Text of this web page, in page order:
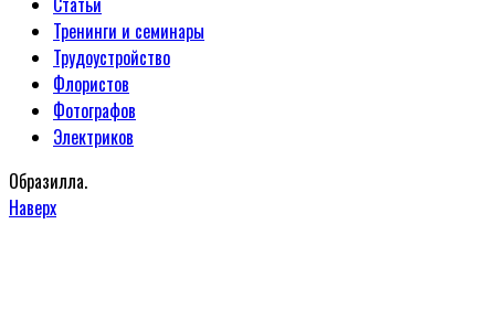
Тренинги и семинары
Трудоустройство
Флористов
Фотографов
Электриков
Образилла.
Наверх